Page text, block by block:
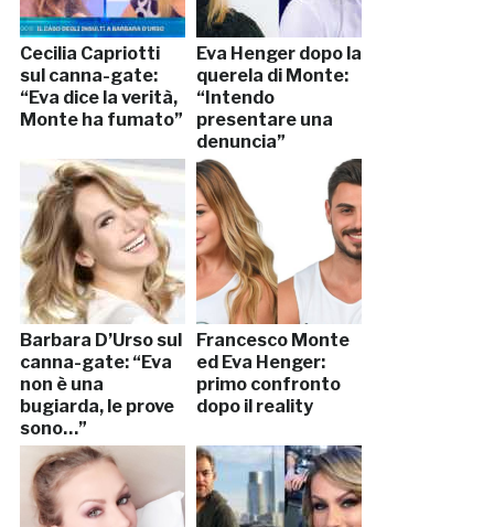
Cecilia Capriotti
sul canna-gate:
“Eva dice la verità,
Monte ha fumato”
Eva Henger dopo la
querela di Monte:
“Intendo
presentare una
denuncia”
Barbara D’Urso sul
canna-gate: “Eva
non è una
bugiarda, le prove
sono…”
Francesco Monte
ed Eva Henger:
primo confronto
dopo il reality